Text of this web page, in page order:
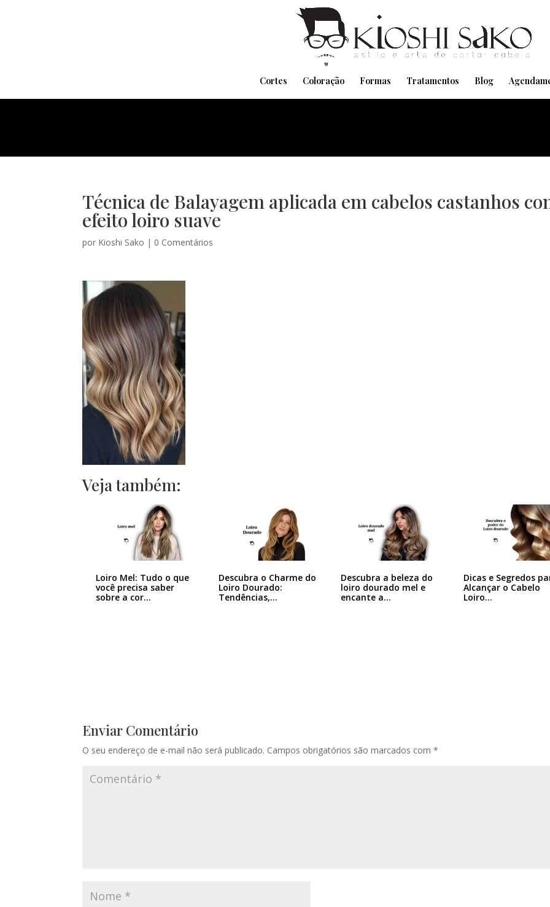
Cortes Coloração Formas Tratamentos Blog
Técnica de Balayagem aplicada em cabelos castanhos
efeito loiro suave
por Kioshi Sako | 0 Comentários
Veja também:
Loiro Mel: Tudo o que
você precisa saber
sobre a cor…
Descubra o Charme do
Loiro Dourado:
Tendências,…
Descubra a beleza do
loiro dourado mel e
encante a…
Dicas e Segredos
Alcançar o Cabelo
Loiro…
Enviar Comentário
O seu endereço de e-mail não será publicado. Campos obrigatórios são marcados com*
Pensando em transformar seu Visual??
Agende pelo Whatsapp